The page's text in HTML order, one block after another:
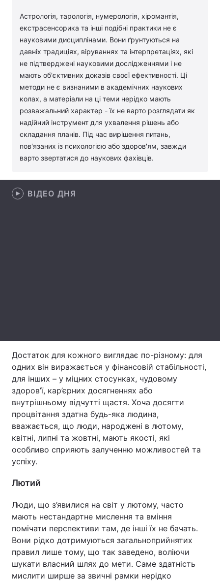
Зброя Інциденти
Здоров'я Туризм
Цікавинки Погода
Екологія Регіони
Лонгріди
Відео з Youtube Статті
Інтерв'ю Думки
Контакти
Астрологія, тарологія, нумерологія, хіромантія,
екстрасенсорика та інші подібні практики не є
науковими дисциплінами. Вони ґрунтуються на
давніх традиціях, віруваннях та інтерпретаціях, які
не підтверджені науковими дослідженнями і не
мають об'єктивних доказів своєї ефективності. Ці
методи не є визнаними в академічних наукових
колах, а матеріали на ці теми нерідко мають
розважальний характер - їх не варто розглядати як
надійний інструмент для ухвалення рішень або
складання планів. Під час вирішення питань,
пов'язаних із психологією або здоров'ям, завжди
варто звертатися до наукових фахівців.
ВІДЕО ДНЯ
Достаток для кожного виглядає по-різному: для
одних він виражається у фінансовій стабільності,
для інших – у міцних стосунках, чудовому
здоров’ї, кар’єрних досягненнях або
внутрішньому відчутті щастя. Хоча досягти
процвітання здатна будь-яка людина,
вважається, що люди, народжені в лютому,
квітні, липні та жовтні, мають якості, які
особливо сприяють залученню можливостей та
успіху.
Лютий
Люди, що з’явилися на світ у лютому, часто
мають нестандартне мислення та вміння
помічати перспективи там, де інші їх не бачать.
Вони рідко дотримуються загальноприйнятих
правил лише тому, що так заведено, воліючи
шукати власний шлях до мети. Саме здатність
мислити ширше за звичні рамки нерідко